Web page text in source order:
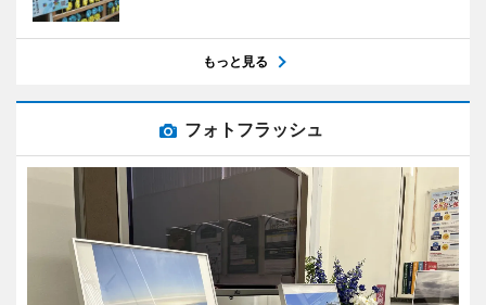
もっと見る
フォトフラッシュ